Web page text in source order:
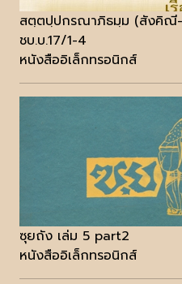
สตฺตปฺปกรณาภิธมฺม (สังคิณี-
ชบ.บ.17/1-4
หนังสืออิเล็กทรอนิกส์
ซุยถัง เล่ม 5 part2
หนังสืออิเล็กทรอนิกส์